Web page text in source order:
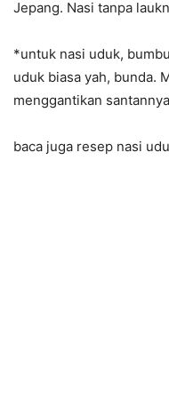
Jepang. Nasi tanpa
*untuk nasi uduk,
uduk biasa yah, bunda.
menggantikan
baca juga resep nasi